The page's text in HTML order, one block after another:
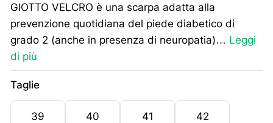
GIOTTO VELCRO è una scarpa adatta alla
prevenzione quotidiana del piede diabetico di
grado 2 (anche in presenza di neuropatia)… Leggi
di più
Taglie
39 40 41 42